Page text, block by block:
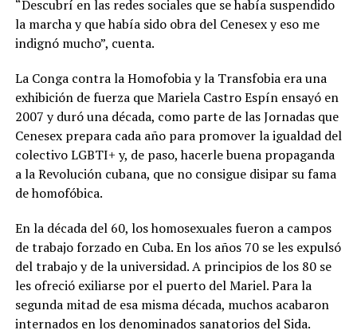
“Descubrí en las redes sociales que se había suspendido
la marcha y que había sido obra del Cenesex y eso me
indignó mucho”, cuenta.
La Conga contra la Homofobia y la Transfobia era una
exhibición de fuerza que Mariela Castro Espín ensayó en
2007 y duró una década, como parte de las Jornadas que
Cenesex prepara cada año para promover la igualdad del
colectivo LGBTI+ y, de paso, hacerle buena propaganda
a la Revolución cubana, que no consigue disipar su fama
de homofóbica.
En la década del 60, los homosexuales fueron a campos
de trabajo forzado en Cuba. En los años 70 se les expulsó
del trabajo y de la universidad. A principios de los 80 se
les ofreció exiliarse por el puerto del Mariel. Para la
segunda mitad de esa misma década, muchos acabaron
internados en los denominados sanatorios del Sida.